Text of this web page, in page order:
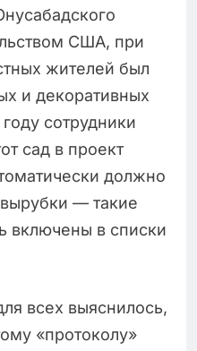
США, при
жителей был
и декоративных
сотрудники
сад в проект
должно
— такие
включены в списки
всех выяснилось,
«протоколу»